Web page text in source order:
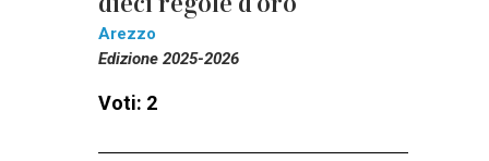
Arezzo
Edizione 2025-2026
Voti: 2